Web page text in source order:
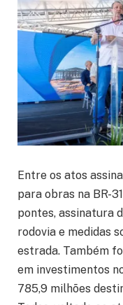
Entre os atos
para obras na BR-
pontes, assinatura
rodovia e medidas
estrada. Também
em investimentos
785,9 milhões